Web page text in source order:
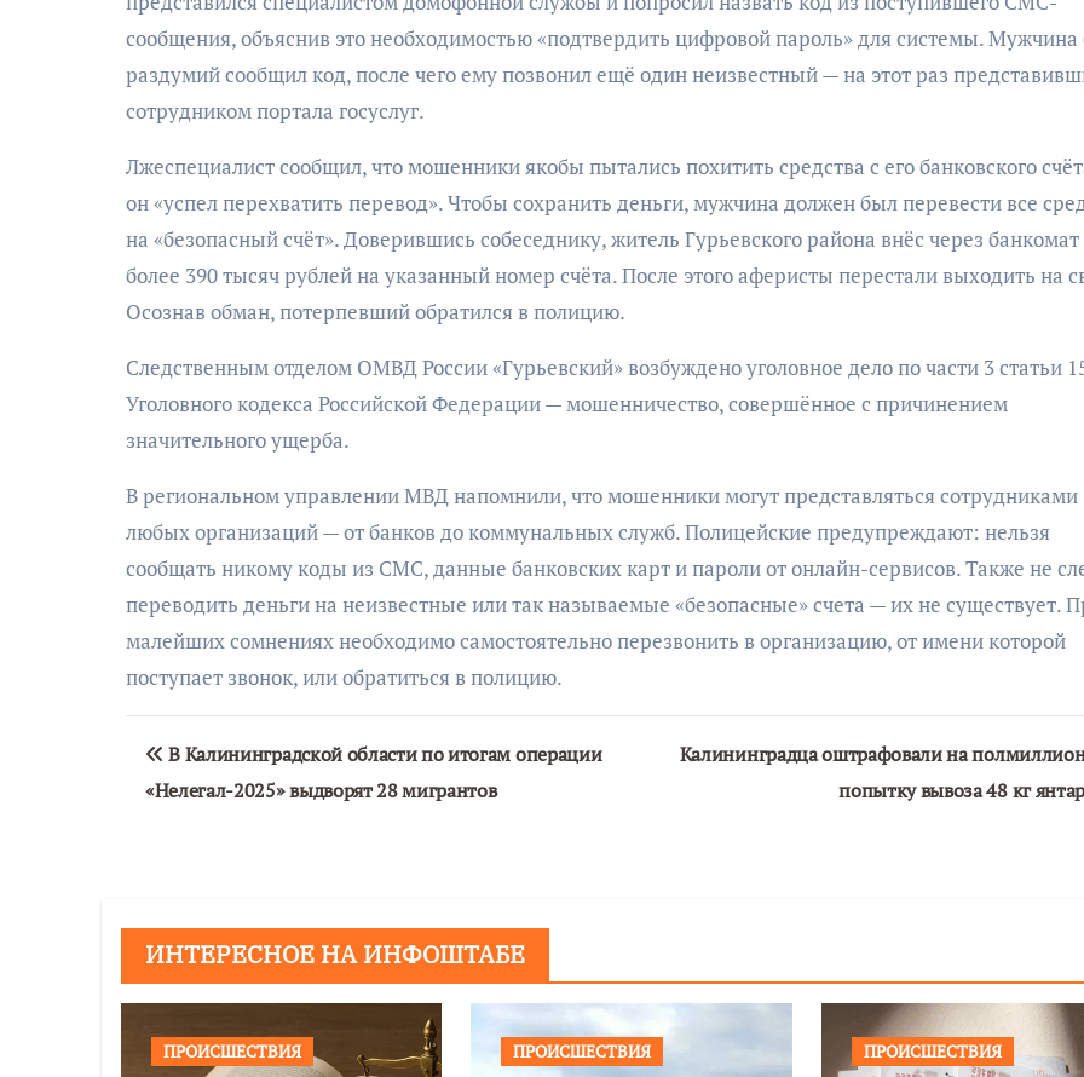
сообщения, объяснив это необходимостью «подтвердить цифровой пароль» для системы. Мужчина
раздумий сообщил код, после чего ему позвонил ещё один неизвестный — на этот раз
сотрудником портала госуслуг.
Лжеспециалист сообщил, что мошенники якобы пытались похитить средства с его банковского
он «успел перехватить перевод». Чтобы сохранить деньги, мужчина должен был перевести все
на «безопасный счёт». Доверившись собеседнику, житель Гурьевского района внёс через банкомат
более 390 тысяч рублей на указанный номер счёта. После этого аферисты перестали выходить на
Осознав обман, потерпевший обратился в полицию.
Следственным отделом ОМВД России «Гурьевский» возбуждено уголовное дело по части 3 статьи
Уголовного кодекса Российской Федерации — мошенничество, совершённое с причинением
значительного ущерба.
В региональном управлении МВД напомнили, что мошенники могут представляться сотрудниками
любых организаций — от банков до коммунальных служб. Полицейские предупреждают: нельзя
сообщать никому коды из СМС, данные банковских карт и пароли от онлайн-сервисов. Также не
переводить деньги на неизвестные или так называемые «безопасные» счета — их не существует.
малейших сомнениях необходимо самостоятельно перезвонить в организацию, от имени которой
поступает звонок, или обратиться в полицию.
Навигация
по
В Калининградской области по итогам операции
«Нелегал-2025» выдворят 28 мигрантов
Калининградца оштрафовали на
попытку вывоза 48 кг
ИНТЕРЕСНОЕ НА ИНФОШТАБЕ
ПРОИСШЕСТВИЯ ПРОИСШЕСТВИЯ ПРОИСШЕСТВИЯ